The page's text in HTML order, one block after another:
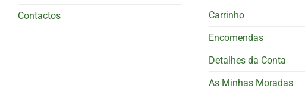
Contactos
Carrinho
Encomendas
Detalhes da Conta
As Minhas Moradas